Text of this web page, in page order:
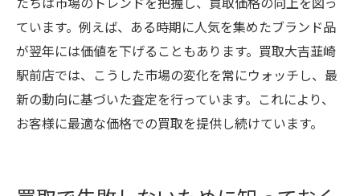
ています。例えば、ある時期に人気を集めたブランド品
が翌年には価値を下げることもあります。買取大吉韮崎
駅前店では、こうした市場の変化を常にウォッチし、最
新の動向に基づいた査定を行っています。これにより、
お客様に最適な価格での買取を提供し続けています。